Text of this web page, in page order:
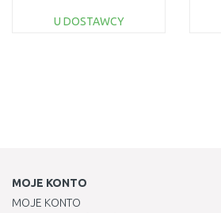
U DOSTAWCY
MOJE KONTO
MOJE KONTO